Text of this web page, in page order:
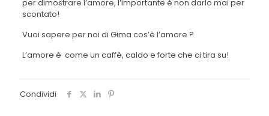
per dimostrare l’amore, l’importante è non darlo mai per
scontato!
Vuoi sapere per noi di Gima cos’è l’amore ?
L’amore è come un caffè, caldo e forte che ci tira su!
Condividi